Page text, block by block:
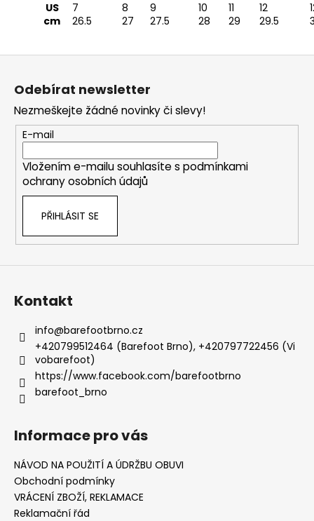
US
7 8 9 10 11 12
cm
26.5 27 27.5 28 29 29.5
Z
Odebírat newsletter
Nezmeškejte žádné novinky či slevy!
E-mail
Vložením e-mailu souhlasíte s podmínkami
ochrany osobních údajů
PŘIHLÁSIT SE
Kontakt
info@barefootbrno.cz
+420799512464 (Barefoot Brno), +420797722456 (Vi
vobarefoot)
https://www.facebook.com/barefootbrno
barefoot_brno
Informace pro vás
NÁVOD NA POUŽITÍ A ÚDRŽBU OBUVI
Obchodní podmínky
VRÁCENÍ ZBOŽÍ, REKLAMACE
Reklamační řád